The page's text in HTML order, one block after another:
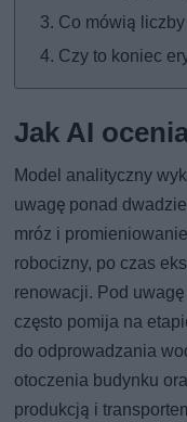
Co mówią liczby
Czy to koniec
Jak AI
Model analityczny
uwagę ponad
mróz i
robocizny, po czas
renowacji. Pod uwagę
często pomija na
do odprowadzania
otoczenia budynku
produkcją i